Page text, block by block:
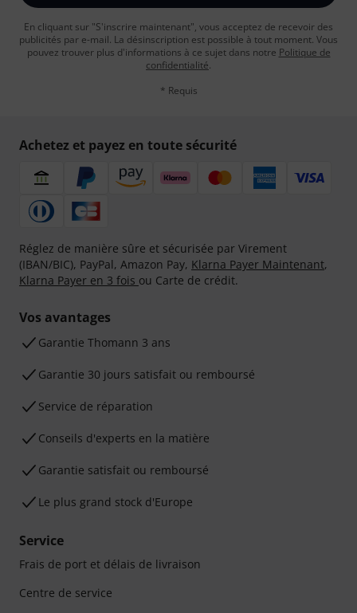
En cliquant sur "S'inscrire maintenant", vous acceptez de recevoir des
publicités par e-mail. La désinscription est possible à tout moment. Vous
pouvez trouver plus d'informations à ce sujet dans notre Politique de
confidentialité.
* Requis
Achetez et payez en toute sécurité
Réglez de manière sûre et sécurisée par Virement
(IBAN/BIC), PayPal, Amazon Pay, Klarna Payer Maintenant,
Klarna Payer en 3 fois ou Carte de crédit.
Vos avantages
Ga­ran­tie Thomann 3 ans
Garantie 30 jours satisfait ou remboursé
Service de réparation
Conseils d'experts en la matière
Garantie satisfait ou remboursé
Le plus grand stock d'Europe
Service
Frais de port et délais de livraison
Centre de service